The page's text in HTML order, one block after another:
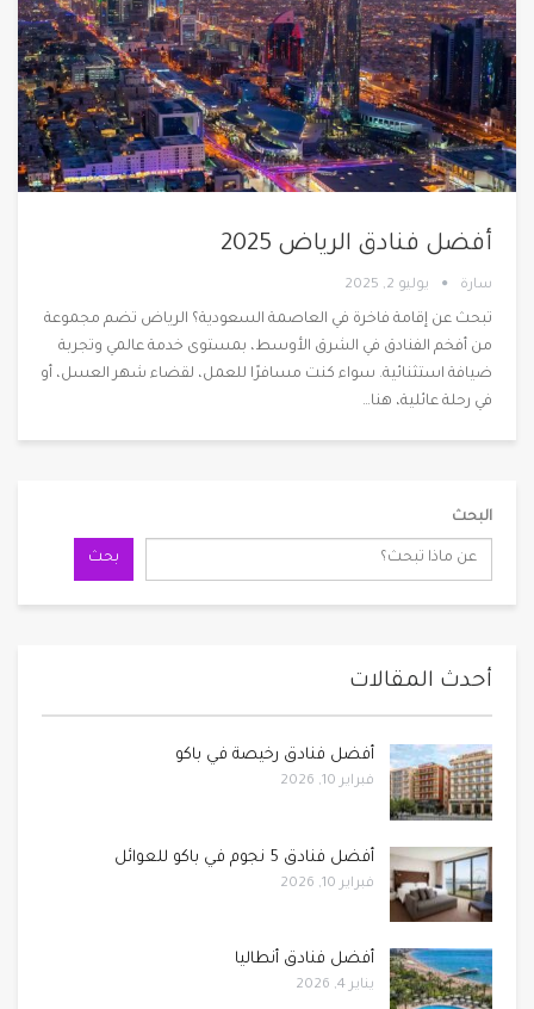
أفضل فنادق الرياض 2025
سارة يوليو 2, 2025
تبحث عن إقامة فاخرة في العاصمة السعودية؟ الرياض تضم مجموعة
من أفخم الفنادق في الشرق الأوسط، بمستوى خدمة عالمي وتجربة
ضيافة استثنائية. سواء كنت مسافرًا للعمل، لقضاء شهر العسل، أو
في رحلة عائلية، هنا…
البحث
بحث
أحدث المقالات
أفضل فنادق رخيصة في باكو
فبراير 10, 2026
أفضل فنادق 5 نجوم في باكو للعوائل
فبراير 10, 2026
أفضل فنادق أنطاليا
يناير 4, 2026